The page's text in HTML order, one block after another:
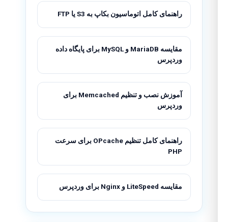
راهنمای کامل اتوماسیون بکاپ به S3 یا FTP
مقایسه MariaDB و MySQL برای پایگاه داده
وردپرس
آموزش نصب و تنظیم Memcached برای
وردپرس
راهنمای کامل تنظیم OPcache برای سرعت
PHP
مقایسه LiteSpeed و Nginx برای وردپرس